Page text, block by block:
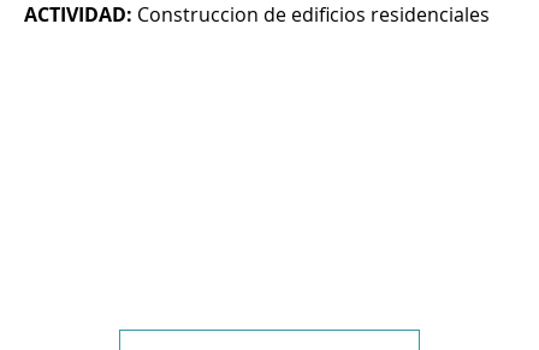
ACTIVIDAD: Construccion de edificios residenciales